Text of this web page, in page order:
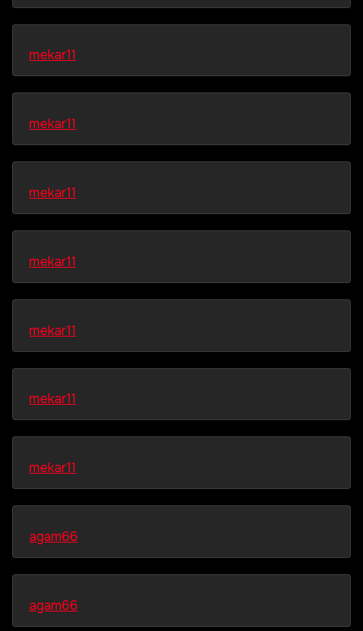
mekar11
mekar11
mekar11
mekar11
mekar11
mekar11
mekar11
agam66
agam66